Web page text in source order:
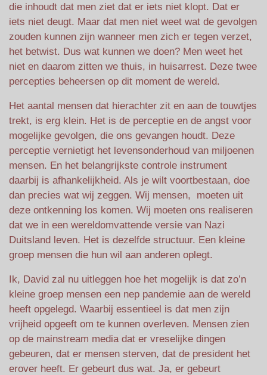
die inhoudt dat men ziet dat er iets niet klopt. Dat er
iets niet deugt. Maar dat men niet weet wat de gevolgen
zouden kunnen zijn wanneer men zich er tegen verzet,
het betwist. Dus wat kunnen we doen? Men weet het
niet en daarom zitten we thuis, in huisarrest. Deze twee
percepties beheersen op dit moment de wereld.
Het aantal mensen dat hierachter zit en aan de touwtjes
trekt, is erg klein. Het is de perceptie en de angst voor
mogelijke gevolgen, die ons gevangen houdt. Deze
perceptie vernietigt het levensonderhoud van miljoenen
mensen. En het belangrijkste controle instrument
daarbij is afhankelijkheid. Als je wilt voortbestaan, doe
dan precies wat wij zeggen. Wij mensen, moeten uit
deze ontkenning los komen. Wij moeten ons realiseren
dat we in een wereldomvattende versie van Nazi
Duitsland leven. Het is dezelfde structuur. Een kleine
groep mensen die hun wil aan anderen oplegt.
Ik, David zal nu uitleggen hoe het mogelijk is dat zo’n
kleine groep mensen een nep pandemie aan de wereld
heeft opgelegd. Waarbij essentieel is dat men zijn
vrijheid opgeeft om te kunnen overleven. Mensen zien
op de mainstream media dat er vreselijke dingen
gebeuren, dat er mensen sterven, dat de president het
erover heeft. Er gebeurt dus wat. Ja, er gebeurt